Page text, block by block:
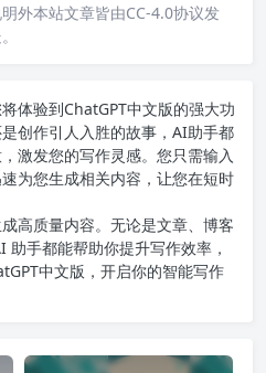
外本站文章皆由CC-4.0协议发
体验到ChatGPT中文版的强大功
创作引人入胜的故事，AI助手都
激发您的写作灵感。您只需输入
为您生成相关内容，让您在短时
高质量内容。无论是文章、博客
手都能帮助你提升写作效率，
中文版 ，开启你的智能写作